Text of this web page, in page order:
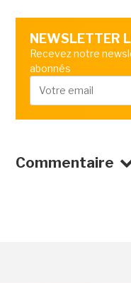
NEWSLETTER
Recevez notre
abonnés
Commentaire